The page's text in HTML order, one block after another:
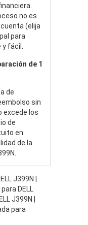
no es
(elija
para
fácil.
de 1
de
sin
excede los
de
en
de la
J399N |
DELL
J399N |
para